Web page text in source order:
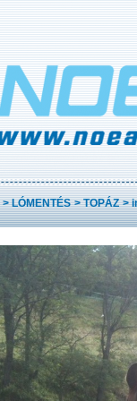
>LÓMENTÉS >TOPÁZ >